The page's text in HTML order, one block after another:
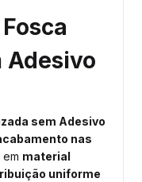
Adesivo
sem Adesivo
nas
em material
uniforme